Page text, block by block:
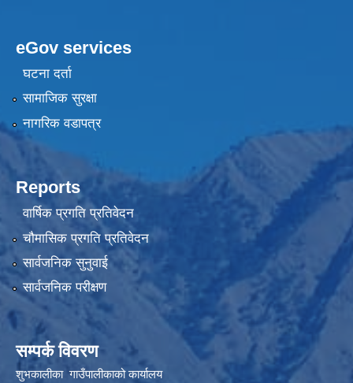
eGov services
घटना दर्ता
सामाजिक सुरक्षा
नागरिक वडापत्र
Reports
वार्षिक प्रगति प्रतिवेदन
चौमासिक प्रगति प्रतिवेदन
सार्वजनिक सुनुवाई
सार्वजनिक परीक्षण
सम्पर्क विवरण
शुभकालीका गाउँपालीकाको कार्यालय